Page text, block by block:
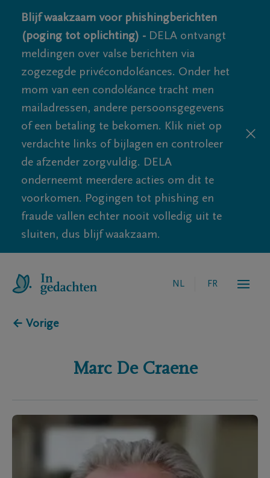
Blijf waakzaam voor phishingberichten
(poging tot oplichting) - DELA ontvangt
meldingen over valse berichten via
zogezegde privécondoléances. Onder het
mom van een condoléance tracht men
mailadressen, andere persoonsgegevens
of een betaling te bekomen. Klik niet op
verdachte links of bijlagen en controleer
de afzender zorgvuldig. DELA
onderneemt meerdere acties om dit te
voorkomen. Pogingen tot phishing en
fraude vallen echter nooit volledig uit te
sluiten, dus blijf waakzaam.
NL FR
← Vorige
Marc De Craene